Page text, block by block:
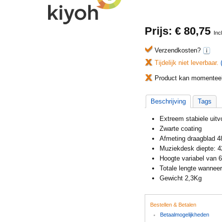
Prijs: € 80,75
Verzendkosten?
Tijdelijk niet leverbaar.
Product kan
Beschrijving Tags
Extreem stabiele
Zwarte coating
Afmeting draagblad
Muziekdesk diepte:
Hoogte variabel van
Totale lengte
Gewicht 2,3Kg
Bestellen & Betalen
Betaalmogelijkheden